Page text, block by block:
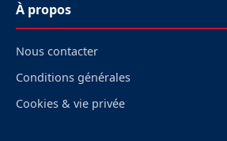
À propos
Nous contacter
Conditions générales
Cookies & vie privée